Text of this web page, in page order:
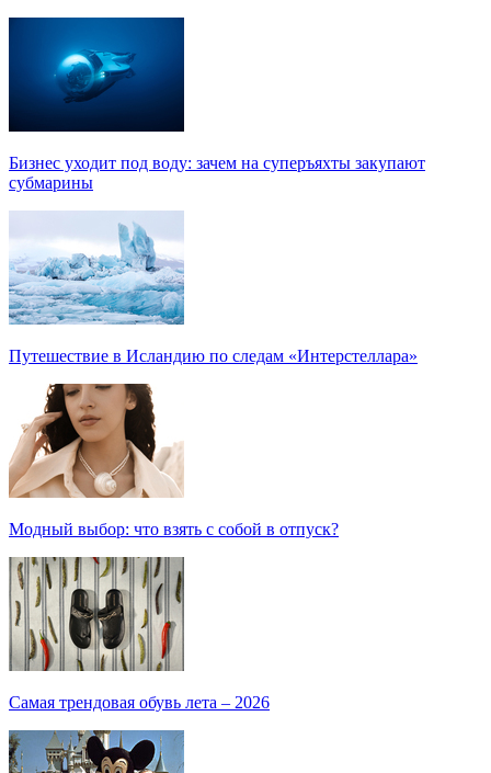
Бизнес уходит под воду: зачем на суперъяхты закупают
субмарины
Путешествие в Исландию по следам «Интерстеллара»
Модный выбор: что взять с собой в отпуск?
Самая трендовая обувь лета – 2026